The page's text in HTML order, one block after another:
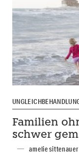
Familien
schwer
amelie sittenauer